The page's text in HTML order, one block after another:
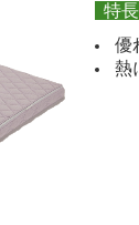
特長
優
熱